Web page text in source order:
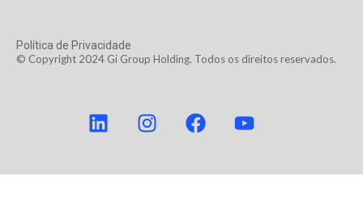
Política de Privacidade
© Copyright 2024 Gi Group Holding. Todos os direitos reservados.